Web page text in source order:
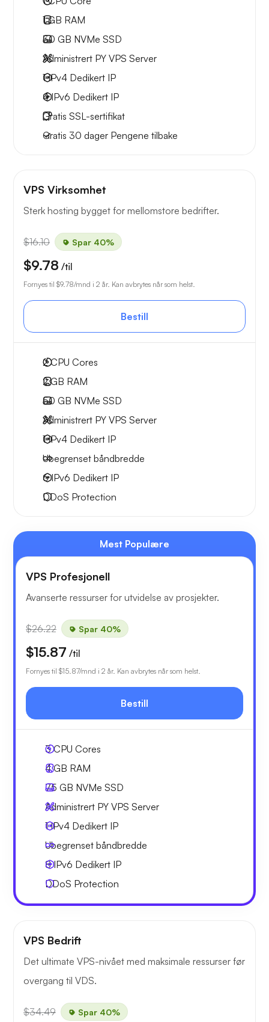
1 GB RAM
30 GB NVMe SSD
Administrert PY VPS Server
1 IPv4 Dedikert IP
4 IPv6 Dedikert IP
Gratis SSL-sertifikat
Gratis 30 dager Pengene tilbake
VPS Virksomhet
Sterk hosting bygget for mellomstore bedrifter.
$16.10 Spar 40%
$9.78 /til
Fornyes til $9.78/mnd i 2 år. Kan avbrytes når som helst.
Bestill
2CPU Cores
2 GB RAM
50 GB NVMe SSD
Administrert PY VPS Server
1 IPv4 Dedikert IP
Ubegrenset båndbredde
6 IPv6 Dedikert IP
DDoS Protection
Mest Populære
VPS Profesjonell
Avanserte ressurser for utvidelse av prosjekter.
$26.22 Spar 40%
$15.87 /til
Fornyes til $15.87/mnd i 2 år. Kan avbrytes når som helst.
Bestill
3CPU Cores
4 GB RAM
75 GB NVMe SSD
Administrert PY VPS Server
1 IPv4 Dedikert IP
Ubegrenset båndbredde
8 IPv6 Dedikert IP
DDoS Protection
VPS Bedrift
Det ultimate VPS-nivået med maksimale ressurser før
overgang til VDS.
$34.49 Spar 40%